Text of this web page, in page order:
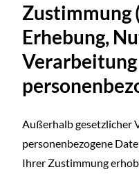
Zustimmung
Erhebung,
Verarbeitung
Außerhalb gesetzlicher
personenbezogene
Ihrer Zustimmung